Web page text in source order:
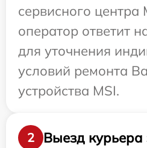
сервисного
оператор ответит
для уточнения
условий ремонта
устройства MSI.
2
Выезд курьера